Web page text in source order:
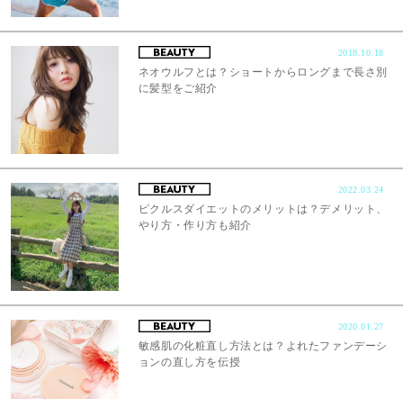
2018.10.18
ネオウルフとは？ショートからロングまで長さ別
に髪型をご紹介
2022.03.24
ピクルスダイエットのメリットは？デメリット、
やり方・作り方も紹介
2020.01.27
敏感肌の化粧直し方法とは？よれたファンデーシ
ョンの直し方を伝授